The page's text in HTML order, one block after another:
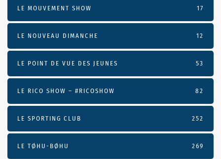
LE MOUVEMENT SHOW 17
LE NOUVEAU DIMANCHE 12
LE POINT DE VUE DES JEUNES 53
LE RICO SHOW – #RICOSHOW 82
LE SPORTING CLUB 252
LE TØHU-BØHU 269